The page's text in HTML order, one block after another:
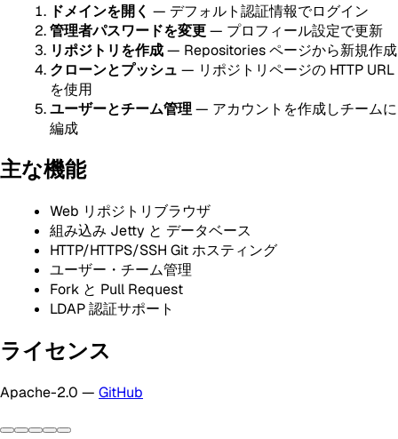
ドメインを開く — デフォルト認証情報でログイン
管理者パスワードを変更— プロフィール設定で更新
リポジトリを作成— Repositories ページから新規作成
クローンとプッシュ — リポジトリページの HTTP URL
を使用
ユーザーとチーム管理 — アカウントを作成しチームに
編成
主な機能
Web リポジトリブラウザ
組み込み Jetty と データベース
HTTP/HTTPS/SSH Git ホスティング
ユーザー・チーム管理
Fork と Pull Request
LDAP 認証サポート
ライセンス
Apache-2.0 — GitHub